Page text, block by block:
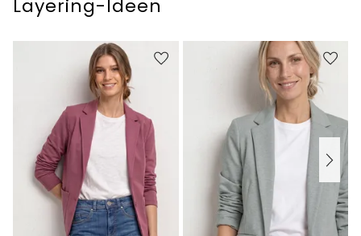
Layering-Ideen